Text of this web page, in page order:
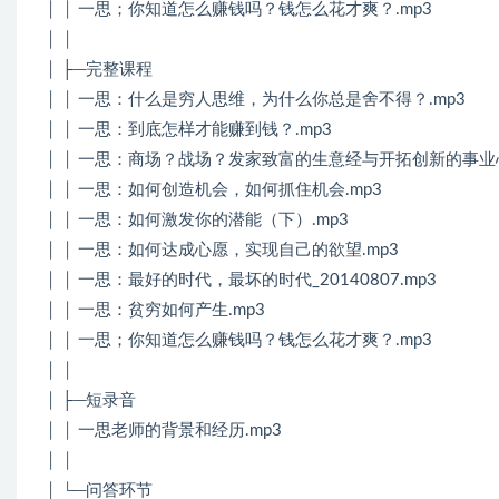
│ │ 一思；你知道怎么赚钱吗？钱怎么花才爽？.mp3
│ ├─完整课程
│ │ 一思：什么是穷人思维，为什么你总是舍不得？.mp3
│ │ 一思：到底怎样才能赚到钱？.mp3
│ │ 一思：商场？战场？发家致富的生意经与开拓创新的事
│ │ 一思：如何创造机会，如何抓住机会.mp3
│ │ 一思：如何激发你的潜能（下）.mp3
│ │ 一思：如何达成心愿，实现自己的欲望.mp3
│ │ 一思：最好的时代，最坏的时代_20140807.mp3
│ │ 一思：贫穷如何产生.mp3
│ │ 一思；你知道怎么赚钱吗？钱怎么花才爽？.mp3
│ ├─短录音
│ │ 一思老师的背景和经历.mp3
│ └─问答环节